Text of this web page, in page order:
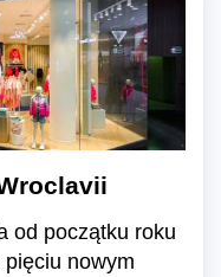
od początku roku
pięciu nowym